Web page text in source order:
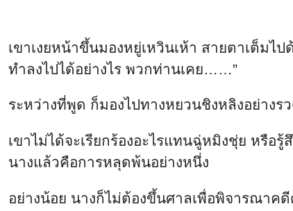
เขาเงยหน้าขึ้นมองหยู่เหวินเห้า สายตาเต็ม
ทำลงไปได้อย่างไร พวกท่านเคย……”
ระหว่างที่พูด ก็มองไปทางหยวนชิงหลิงอย่างร
เขาไม่ได้จะเรียกร้องอะไรแทนฉู่หมิงชุ่ย หรื
นางแล้วคือการหลุดพ้นอย่างหนึ่ง
อย่างน้อย นางก็ไม่ต้องขึ้นศาลเพื่อพิจารณาค